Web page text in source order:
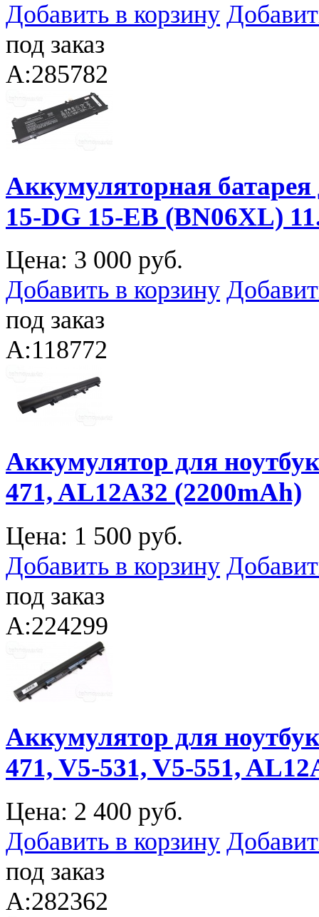
Добавить в корзину
под заказ
A:285782
Аккумуляторная батарея
15-DG 15-EB (BN06XL)
Цена: 3 000 руб.
Добавить в корзину
под заказ
A:118772
Аккумулятор для
471, AL12A32 (2200mAh)
Цена: 1 500 руб.
Добавить в корзину
под заказ
A:224299
Аккумулятор для
471, V5-531, V5-551,
Цена: 2 400 руб.
Добавить в корзину
под заказ
A:282362